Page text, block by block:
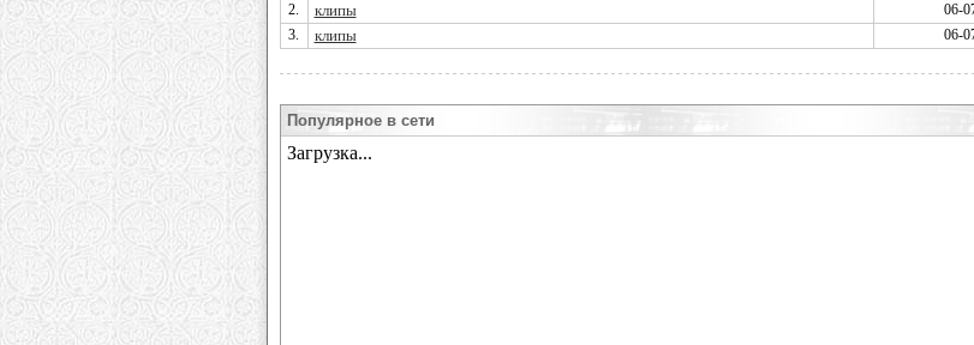
2. клипы 06-
3. клипы 06-
Популярное в сети